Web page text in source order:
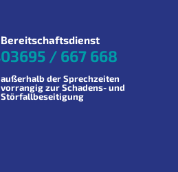
Bereitschaftsdienst
03695 / 667 668
außerhalb der Sprechzeiten
vorrangig zur Schadens- und
Störfallbeseitigung